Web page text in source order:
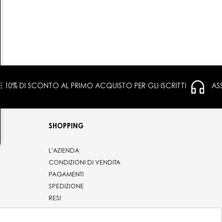
E 10% DI SCONTO AL PRIMO ACQUISTO PER GLI ISCRITTI
SHOPPING
L'AZIENDA
CONDIZIONI DI VENDITA
PAGAMENTI
SPEDIZIONE
RESI